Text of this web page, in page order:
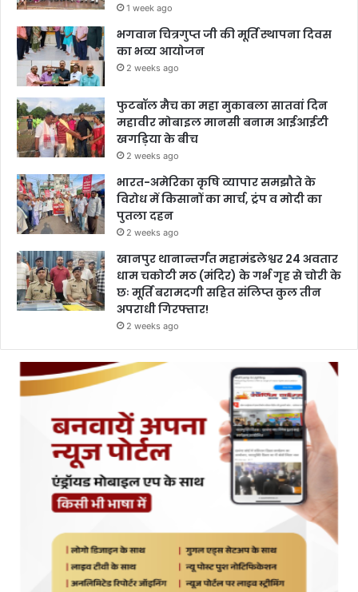
1 week ago
भगवान चित्रगुप्त जी की मूर्ति स्थापना दिवस
का भव्य आयोजन
2 weeks ago
फुटबॉल मैच का महा मुकाबला सातवां दिन
महावीर मोबाइल मानसी बनाम आईआईटी
खगड़िया के बीच
2 weeks ago
भारत-अमेरिका कृषि व्यापार समझौते के
विरोध में किसानों का मार्च, ट्रंप व मोदी का
पुतला दहन
2 weeks ago
खानपुर थानान्तर्गत महामंडलेश्वर 24 अवतार
धाम चकोटी मठ (मंदिर) के गर्भ गृह से चोरी के
छः मूर्ति बरामदगी सहित संलिप्त कुल तीन
अपराधी गिरफ्तार!
2 weeks ago